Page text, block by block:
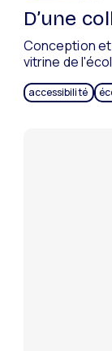
D’une
Conception
vitrine de
accessibilité